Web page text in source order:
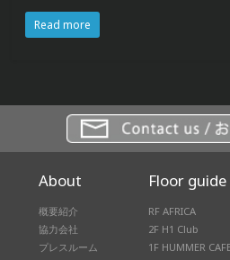
Read more
About
概要紹介
協力会社
プレスルーム
Floor guide
RF AFRICA
2F H1 Club
1F HUMMER